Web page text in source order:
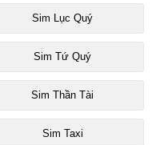
Sim Lục Quý
Sim Tứ Quý
Sim Thần Tài
Sim Taxi